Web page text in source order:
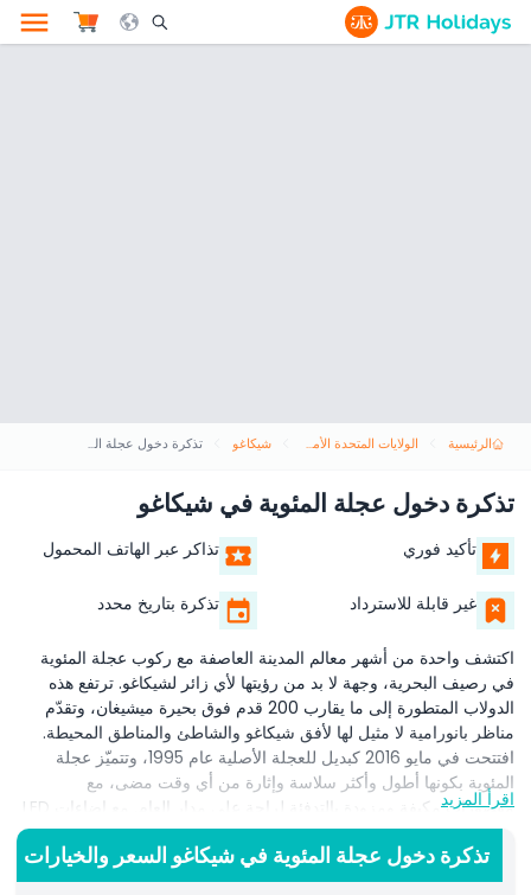
Search Opener Icon
الرئيسية الولايات المتحدة الأمريكية شيكاغو تذكرة دخول عجلة المئوية في شيكاغو
تذكرة دخول عجلة المئوية في شيكاغو
تأكيد فوري تذاكر عبر الهاتف المحمول
غير قابلة للاسترداد تذكرة بتاريخ محدد
اكتشف واحدة من أشهر معالم المدينة العاصفة مع ركوب عجلة المئوية
في رصيف البحرية، وجهة لا بد من رؤيتها لأي زائر لشيكاغو. ترتفع هذه
الدولاب المتطورة إلى ما يقارب 200 قدم فوق بحيرة ميشيغان، وتقدّم
مناظر بانورامية لا مثيل لها لأفق شيكاغو والشاطئ والمناطق المحيطة.
افتتحت في مايو 2016 كبديل للعجلة الأصلية عام 1995، وتتميّز عجلة
المئوية بكونها أطول وأكثر سلاسة وإثارة من أي وقت مضى، مع
مقصورات مكيفة ومزودة بالتدفئة لراحة على مدار العام. مع إضاءات LED
المبهرة، تُعد هذه التحفة الحديثة إضافة رائعة لأفق المدينة خصوصًا ليلاً. تقع
في رصيف البحرية، أحد أكثر أماكن الجذب شهرة في شيكاغو، وتناسب
عجلة المئوية الأزواج والعائلات والمصورين الباحثين عن أفضل إطلالات
اقرأ المزيد
تذكرة دخول عجلة المئوية في شيكاغو السعر والخيارات